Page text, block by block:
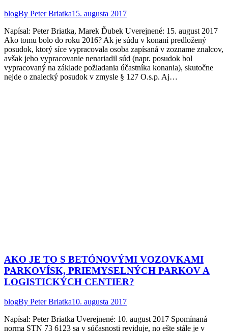
blogBy Peter Briatka15. augusta 2017
Napísal: Peter Briatka, Marek Ďubek Uverejnené: 15. august 2017
Ako tomu bolo do roku 2016? Ak je súdu v konaní predložený
posudok, ktorý síce vypracovala osoba zapísaná v zozname znalcov,
avšak jeho vypracovanie nenariadil súd (napr. posudok bol
vypracovaný na základe požiadania účastníka konania), skutočne
nejde o znalecký posudok v zmysle § 127 O.s.p. Aj…
AKO JE TO S BETÓNOVÝMI VOZOVKAMI
PARKOVÍSK, PRIEMYSELNÝCH PARKOV A
LOGISTICKÝCH CENTIER?
blogBy Peter Briatka10. augusta 2017
Napísal: Peter Briatka Uverejnené: 10. august 2017 Spomínaná
norma STN 73 6123 sa v súčasnosti reviduje, no ešte stále je v